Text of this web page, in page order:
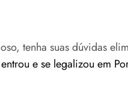
tenha suas dúvidas
e se legalizou em